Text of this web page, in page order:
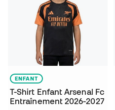
ENFANT
T-Shirt Enfant Arsenal Fc
Entraînement 2026-2027